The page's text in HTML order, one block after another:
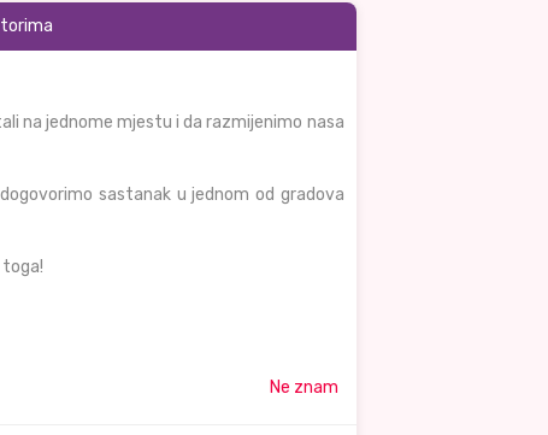
na jednome mjestu i da razmijenimo nasa
sastanak u jednom od gradova
toga!
Ne znam